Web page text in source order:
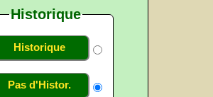
Historique
Historique
Pas d'Histor.